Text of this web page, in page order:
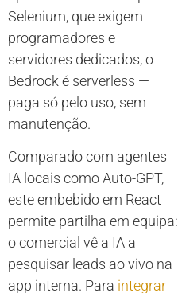
Selenium, que exigem
programadores e
servidores dedicados, o
Bedrock é serverless —
paga só pelo uso, sem
manutenção.
Comparado com agentes
IA locais como Auto-GPT,
este embebido em React
permite partilha em equipa:
o comercial vê a IA a
pesquisar leads ao vivo na
app interna. Para integrar